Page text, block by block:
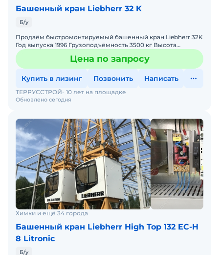
Башенный кран Liebherr 32 K
Б/у
Продаём быстромонтируемый башенный кран Liebherr 32K
Год выпуска 1996 Грузоподъёмность 3500 кг Высота
подъёма - 22 м Длина стрелы - 30 м В хорошем состояни
Цена по запросу
Купить в лизинг Позвонить Написать
Обновлено сегодня
ТЕРРУССТРОЙ 10 лет на площадке
Химки и ещё 34 города
Башенный кран Liebherr High Top 132 EC-H
8 Litronic
Б/у